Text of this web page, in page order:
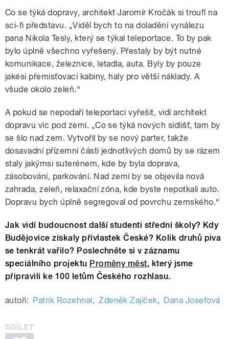
Co se týká dopravy, architekt Jaromír Kročák si troufl na
sci-fi představu. „Viděl bych to na doladění vynálezu
pana Nikola Tesly, který se týkal teleportace. To by pak
bylo úplně všechno vyřešený. Přestaly by být nutné
komunikace, železnice, letadla, auta. Byly by pouze
jakési přemisťovací kabiny, haly pro větší náklady. A
všude okolo zeleň.“
A pokud se nepodaří teleportaci vyřešit, vidí architekt
dopravu víc pod zemí. „Co se týká nových sídlišť, tam by
se šlo nad zem. Vytvořil by se nový parter, takže
dosavadní přízemní části jednotlivých domů by se rázem
staly jakýmsi suterénem, kde by byla doprava,
zásobování, parkování. Nad zemí by se objevila nová
zahrada, zeleň, relaxační zóna, kde byste nepotkali auto.
Dopravu bych úplně segregoval od povrchu zemského.“
Jak vidí budoucnost další studenti střední školy? Kdy
Budějovice získaly přívlastek České? Kolik druhů piva
se tenkrát vařilo? Poslechněte si v záznamu
speciálního projektu Proměny měst, který jsme
připravili ke 100 letům Českého rozhlasu.
autoři: Patrik Rozehnal, Zdeněk Zajíček, Dana Josefová